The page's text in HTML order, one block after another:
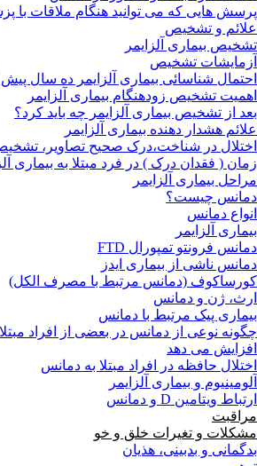
پرسش هایی که می توانید هنگام ملاقات با
علائم و تشخیص
تشخیص بیماری آلزایمر
آزمایشات تشخیص
احتمال شناسائی بیماری آلزایمر ده سال پیش
اهمیت تشخیص زودهنگام بیماری آلزایمر
بعد از تشخیص بیماری آلزایمر چه باید کرد؟
علائم هشدار دهنده بیماری آلزایمر
اختلال در شناخت،درک صحیح تصاویر،
زمان ( فقدان درک ) در فرد مبتلا به بیماری
مراحل بیماری آلزایمر
دمانس چیست؟
انواع دمانس
بیماری آلزایمر
دمانس فرونتو تمپورال FTD
دمانس ناشی از بیماری ایدز
کورساکوف (دمانس مرتبط با مصرف الکل)
ارث، ژن و دمانس
بیماری پیک مرتبط با دمانس
چگونه نوعی از دمانس در بعضی از افراد
افزایش می دهد
اختلال حافظه در افراد مبتلا به دمانس
آلومینیوم و بیماری آلزایمر
ارتباط ویتامین D و دمانس
مراقبت
مشکلات و تغیرات خلق و خو
بدگمانی و بدبینی، هذیان